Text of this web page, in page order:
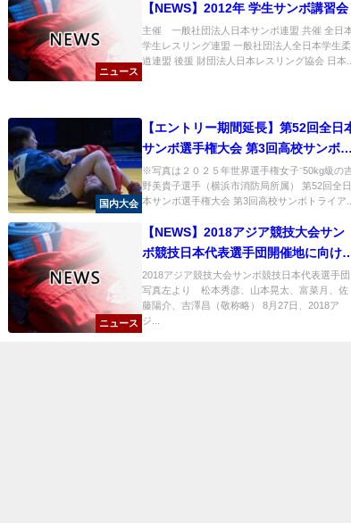
ニュース
【NEWS】2012年 学生サンボ講習会
主催 一般社団法人日本サンボ連盟 共催 全日
学生レスリング連盟 一般社団法人全日本学生柔
道連盟 後援 財団法人日本レスリング協会 日本...
国内大会
【エントリー期間延長】第52回全日
サンボ選手権大会 第3回高校サンボト
ライアル大会
※写真は２０２５年世界選手権女子⁻50kg級の
野美貴子選手（横浜市消防局所属） 第52回全日
本サンボ選手権大会 第3回高校サンボトライア...
ニュース
【NEWS】2018アジア競技大会サン
ボ競技日本代表選手団開催地に向け
発
2018アジア競技大会サンボ競技日本代表選手団
写真左より 松本秀彦、山本晃太、富菜月、佐
藤陽介、吉澤昌（敬称略） 8月27日、2018ア
ジ...